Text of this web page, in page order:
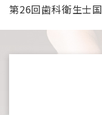
第26回歯科衛生士